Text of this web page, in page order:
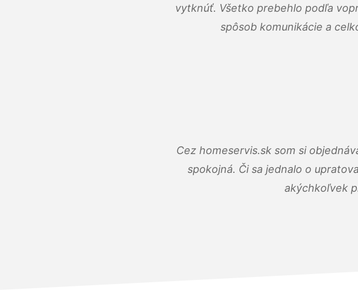
vytknúť. Všetko prebehlo podľa
spôsob komunikácie a
Cez homeservis.sk som si
spokojná. Či sa jednalo o
akýchkoľvek